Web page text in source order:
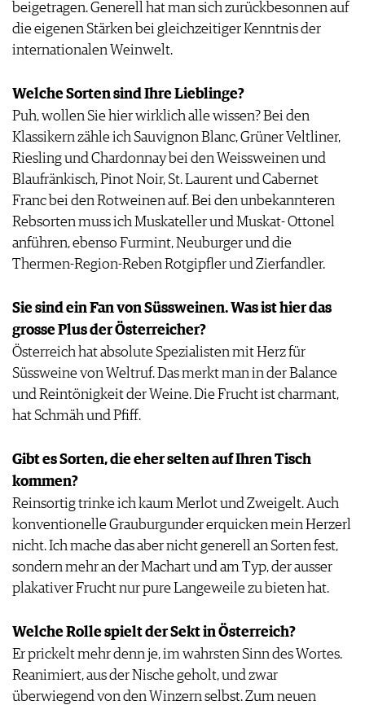
beigetragen. Generell hat man sich zurückbesonnen auf
die eigenen Stärken bei gleichzeitiger Kenntnis der
internationalen Weinwelt.
Welche Sorten sind Ihre Lieblinge?
Puh, wollen Sie hier wirklich alle wissen? Bei den
Klassikern zähle ich Sauvignon Blanc, Grüner Veltliner,
Riesling und Chardonnay bei den Weissweinen und
Blaufränkisch, Pinot Noir, St. Laurent und Cabernet
Franc bei den Rotweinen auf. Bei den unbekannteren
Rebsorten muss ich Muskateller und Muskat- Ottonel
anführen, ebenso Furmint, Neuburger und die
Thermen-Region-Reben Rotgipfler und Zierfandler.
Sie sind ein Fan von Süssweinen. Was ist hier das
grosse Plus der Österreicher?
Österreich hat absolute Spezialisten mit Herz für
Süssweine von Weltruf. Das merkt man in der Balance
und Reintönigkeit der Weine. Die Frucht ist charmant,
hat Schmäh und Pfiff.
Gibt es Sorten, die eher selten auf Ihren Tisch
kommen?
Reinsortig trinke ich kaum Merlot und Zweigelt. Auch
konventionelle Grauburgunder erquicken mein Herzerl
nicht. Ich mache das aber nicht generell an Sorten fest,
sondern mehr an der Machart und am Typ, der ausser
plakativer Frucht nur pure Langeweile zu bieten hat.
Welche Rolle spielt der Sekt in Österreich?
Er prickelt mehr denn je, im wahrsten Sinn des Wortes.
Reanimiert, aus der Nische geholt, und zwar
überwiegend von den Winzern selbst. Zum neuen